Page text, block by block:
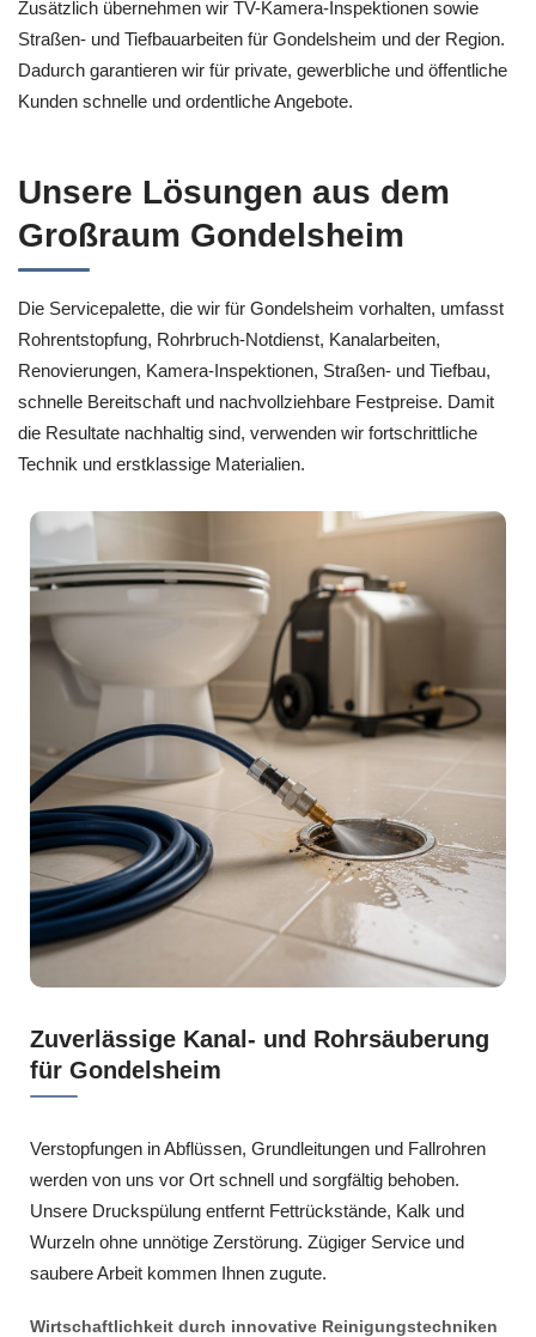
Zusätzlich übernehmen wir TV-Kamera-Inspektionen sowie
Straßen- und Tiefbauarbeiten für Gondelsheim und der Region.
Dadurch garantieren wir für private, gewerbliche und öffentliche
Kunden schnelle und ordentliche Angebote.
Unsere Lösungen aus dem
Großraum Gondelsheim
Die Servicepalette, die wir für Gondelsheim vorhalten, umfasst
Rohrentstopfung, Rohrbruch-Notdienst, Kanalarbeiten,
Renovierungen, Kamera-Inspektionen, Straßen- und Tiefbau,
schnelle Bereitschaft und nachvollziehbare Festpreise. Damit
die Resultate nachhaltig sind, verwenden wir fortschrittliche
Technik und erstklassige Materialien.
Zuverlässige Kanal- und Rohrsäuberung
für Gondelsheim
Verstopfungen in Abflüssen, Grundleitungen und Fallrohren
werden von uns vor Ort schnell und sorgfältig behoben.
Unsere Druckspülung entfernt Fettrückstände, Kalk und
Wurzeln ohne unnötige Zerstörung. Zügiger Service und
saubere Arbeit kommen Ihnen zugute.
Wirtschaftlichkeit durch innovative Reinigungstechniken